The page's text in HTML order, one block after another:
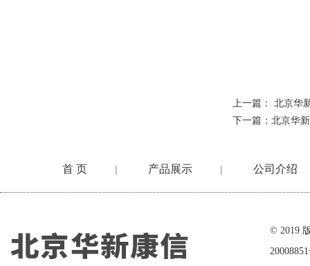
上一篇： 北京华
下一篇： 北京华
首 页 | 产品展示 | 公司介绍
© 2019